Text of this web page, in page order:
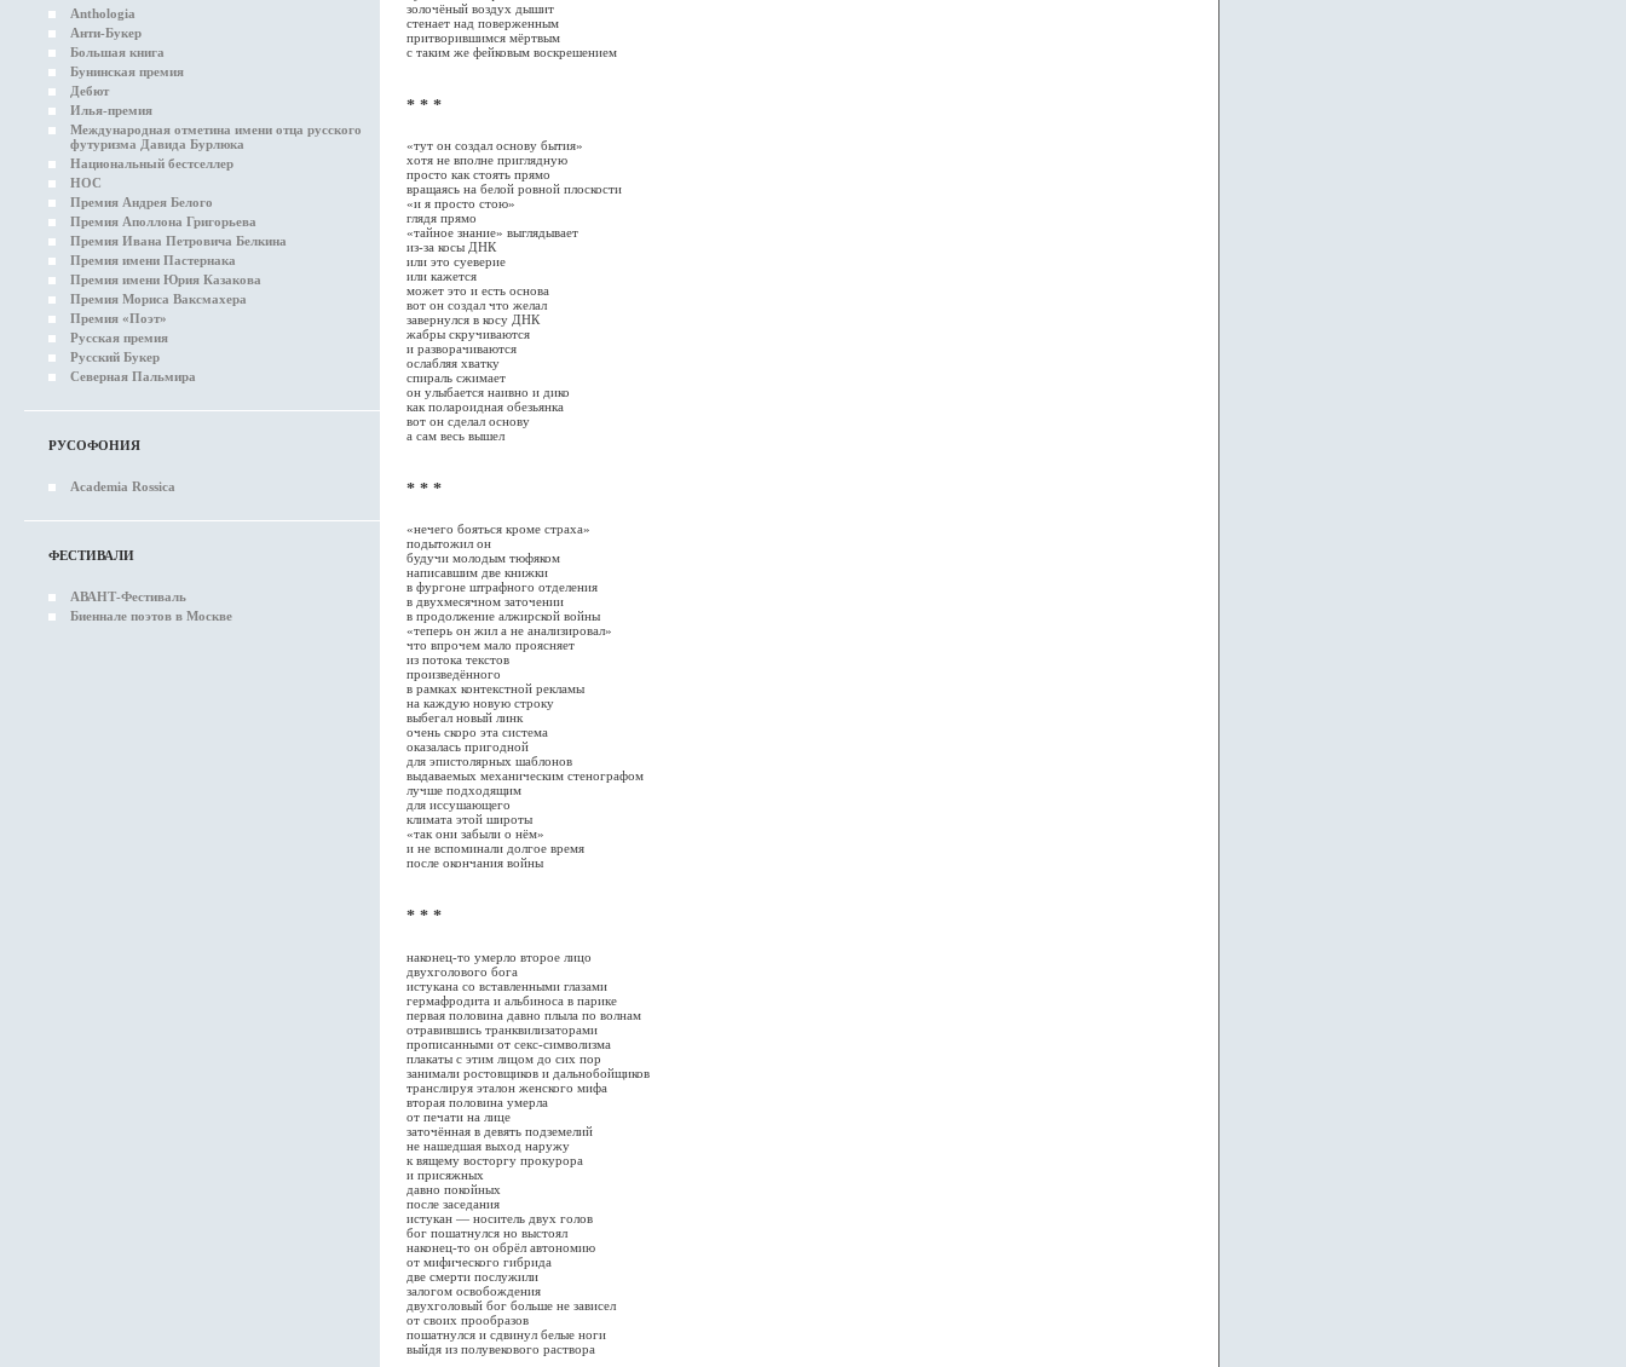
Anthologia
Анти-Букер
Большая книга
Бунинская премия
Дебют
Илья-премия
Международная отметина имени отца русского
футуризма Давида Бурлюка
Национальный бестселлер
НОС
Премия Андрея Белого
Премия Аполлона Григорьева
Премия Ивана Петровича Белкина
Премия имени Пастернака
Премия имени Юрия Казакова
Премия Мориса Ваксмахера
Премия «Поэт»
Русская премия
Русский Букер
Северная Пальмира
РУСОФОНИЯ
Academia Rossica
ФЕСТИВАЛИ
АВАНТ-Фестиваль
Биеннале поэтов в Москве
золочёный воздух дышит
стенает над поверженным
притворившимся мёртвым
с таким же фейковым воскрешением
* * *
«тут он создал основу бытия»
хотя не вполне приглядную
просто как стоять прямо
вращаясь на белой ровной плоскости
«и я просто стою»
глядя прямо
«тайное знание» выглядывает
из-за косы ДНК
или это суеверие
или кажется
может это и есть основа
вот он создал что желал
завернулся в косу ДНК
жабры скручиваются
и разворачиваются
ослабляя хватку
спираль сжимает
он улыбается наивно и дико
как полароидная обезьянка
вот он сделал основу
а сам весь вышел
* * *
«нечего бояться кроме страха»
подытожил он
будучи молодым тюфяком
написавшим две книжки
в фургоне штрафного отделения
в двухмесячном заточении
в продолжение алжирской войны
«теперь он жил а не анализировал»
что впрочем мало проясняет
из потока текстов
произведённого
в рамках контекстной рекламы
на каждую новую строку
выбегал новый линк
очень скоро эта система
оказалась пригодной
для эпистолярных шаблонов
выдаваемых механическим стенографом
лучше подходящим
для иссушающего
климата этой широты
«так они забыли о нём»
и не вспоминали долгое время
после окончания войны
* * *
наконец-то умерло второе лицо
двухголового бога
истукана со вставленными глазами
гермафродита и альбиноса в парике
первая половина давно плыла по волнам
отравившись транквилизаторами
прописанными от секс-символизма
плакаты с этим лицом до сих пор
занимали ростовщиков и дальнобойщиков
транслируя эталон женского мифа
вторая половина умерла
от печати на лице
заточённая в девять подземелий
не нашедшая выход наружу
к вящему восторгу прокурора
и присяжных
давно покойных
после заседания
истукан — носитель двух голов
бог пошатнулся но выстоял
наконец-то он обрёл автономию
от мифического гибрида
две смерти послужили
залогом освобождения
двухголовый бог больше не зависел
от своих прообразов
пошатнулся и сдвинул белые ноги
выйдя из полувекового раствора